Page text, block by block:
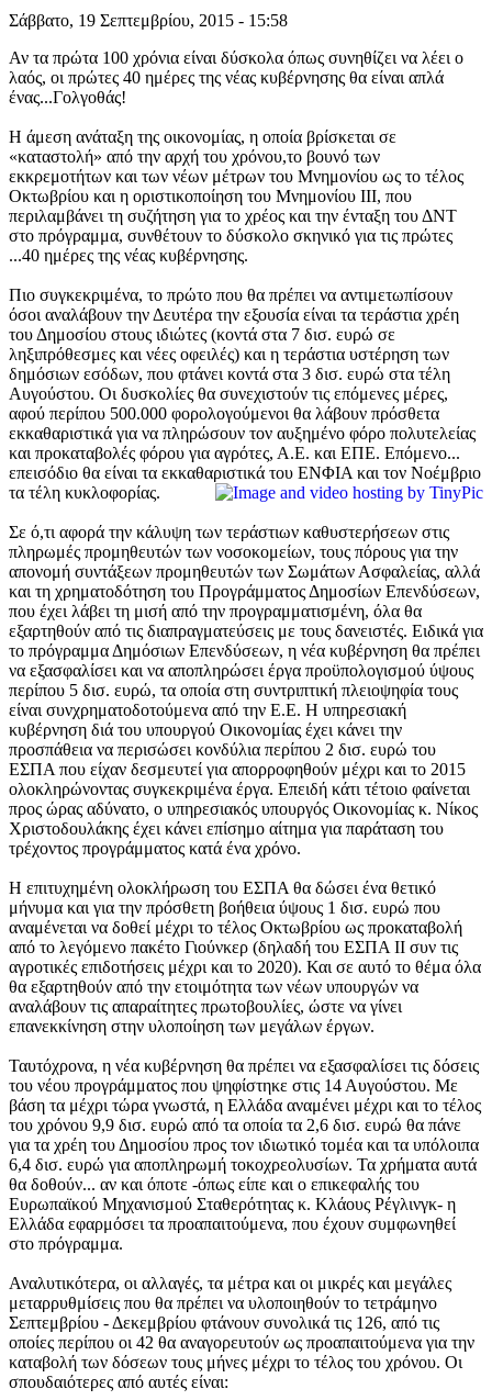
Σάββατο, 19 Σεπτεμβρίου, 2015 - 15:58
Αν τα πρώτα 100 χρόνια είναι δύσκολα όπως συνηθίζει να λέει ο
λαός, οι πρώτες 40 ημέρες της νέας κυβέρνησης θα είναι απλά
ένας...Γολγοθάς!
Η άμεση ανάταξη της οικονομίας, η οποία βρίσκεται σε
«καταστολή» από την αρχή του χρόνου,το βουνό των
εκκρεμοτήτων και των νέων μέτρων του Μνημονίου ως το τέλος
Οκτωβρίου και η οριστικοποίηση του Μνημονίου ΙΙΙ, που
περιλαμβάνει τη συζήτηση για το χρέος και την ένταξη του ΔΝΤ
στο πρόγραμμα, συνθέτουν το δύσκολο σκηνικό για τις πρώτες
...40 ημέρες της νέας κυβέρνησης.
Πιο συγκεκριμένα, το πρώτο που θα πρέπει να αντιμετωπίσουν
όσοι αναλάβουν την Δευτέρα την εξουσία είναι τα τεράστια χρέη
του Δημοσίου στους ιδιώτες (κοντά στα 7 δισ. ευρώ σε
ληξιπρόθεσμες και νέες οφειλές) και η τεράστια υστέρηση των
δημόσιων εσόδων, που φτάνει κοντά στα 3 δισ. ευρώ στα τέλη
Αυγούστου. Οι δυσκολίες θα συνεχιστούν τις επόμενες μέρες,
αφού περίπου 500.000 φορολογούμενοι θα λάβουν πρόσθετα
εκκαθαριστικά για να πληρώσουν τον αυξημένο φόρο πολυτελείας
και προκαταβολές φόρου για αγρότες, Α.Ε. και ΕΠΕ. Επόμενο...
επεισόδιο θα είναι τα εκκαθαριστικά του ΕΝΦΙΑ και τον Νοέμβριο
τα τέλη κυκλοφορίας.
Σε ό,τι αφορά την κάλυψη των τεράστιων καθυστερήσεων στις
πληρωμές προμηθευτών των νοσοκομείων, τους πόρους για την
απονομή συντάξεων προμηθευτών των Σωμάτων Ασφαλείας, αλλά
και τη χρηματοδότηση του Προγράμματος Δημοσίων Επενδύσεων,
που έχει λάβει τη μισή από την προγραμματισμένη, όλα θα
εξαρτηθούν από τις διαπραγματεύσεις με τους δανειστές. Ειδικά για
το πρόγραμμα Δημόσιων Επενδύσεων, η νέα κυβέρνηση θα πρέπει
να εξασφαλίσει και να αποπληρώσει έργα προϋπολογισμού ύψους
περίπου 5 δισ. ευρώ, τα οποία στη συντριπτική πλειοψηφία τους
είναι συνχρηματοδοτούμενα από την Ε.Ε. Η υπηρεσιακή
κυβέρνηση διά του υπουργού Οικονομίας έχει κάνει την
προσπάθεια να περισώσει κονδύλια περίπου 2 δισ. ευρώ του
ΕΣΠΑ που είχαν δεσμευτεί για απορροφηθούν μέχρι και το 2015
ολοκληρώνοντας συγκεκριμένα έργα. Επειδή κάτι τέτοιο φαίνεται
προς ώρας αδύνατο, ο υπηρεσιακός υπουργός Οικονομίας κ. Νίκος
Χριστοδουλάκης έχει κάνει επίσημο αίτημα για παράταση του
τρέχοντος προγράμματος κατά ένα χρόνο.
Η επιτυχημένη ολοκλήρωση του ΕΣΠΑ θα δώσει ένα θετικό
μήνυμα και για την πρόσθετη βοήθεια ύψους 1 δισ. ευρώ που
αναμένεται να δοθεί μέχρι το τέλος Οκτωβρίου ως προκαταβολή
από το λεγόμενο πακέτο Γιούνκερ (δηλαδή του ΕΣΠΑ ΙΙ συν τις
αγροτικές επιδοτήσεις μέχρι και το 2020). Και σε αυτό το θέμα όλα
θα εξαρτηθούν από την ετοιμότητα των νέων υπουργών να
αναλάβουν τις απαραίτητες πρωτοβουλίες, ώστε να γίνει
επανεκκίνηση στην υλοποίηση των μεγάλων έργων.
Ταυτόχρονα, η νέα κυβέρνηση θα πρέπει να εξασφαλίσει τις δόσεις
του νέου προγράμματος που ψηφίστηκε στις 14 Αυγούστου. Με
βάση τα μέχρι τώρα γνωστά, η Ελλάδα αναμένει μέχρι και το τέλος
του χρόνου 9,9 δισ. ευρώ από τα οποία τα 2,6 δισ. ευρώ θα πάνε
για τα χρέη του Δημοσίου προς τον ιδιωτικό τομέα και τα υπόλοιπα
6,4 δισ. ευρώ για αποπληρωμή τοκοχρεολυσίων. Τα χρήματα αυτά
θα δοθούν... αν και όποτε -όπως είπε και ο επικεφαλής του
Ευρωπαϊκού Μηχανισμού Σταθερότητας κ. Κλάους Ρέγλινγκ- η
Ελλάδα εφαρμόσει τα προαπαιτούμενα, που έχουν συμφωνηθεί
στο πρόγραμμα.
Αναλυτικότερα, οι αλλαγές, τα μέτρα και οι μικρές και μεγάλες
μεταρρυθμίσεις που θα πρέπει να υλοποιηθούν το τετράμηνο
Σεπτεμβρίου - Δεκεμβρίου φτάνουν συνολικά τις 126, από τις
οποίες περίπου οι 42 θα αναγορευτούν ως προαπαιτούμενα για την
καταβολή των δόσεων τους μήνες μέχρι το τέλος του χρόνου. Οι
σπουδαιότερες από αυτές είναι: